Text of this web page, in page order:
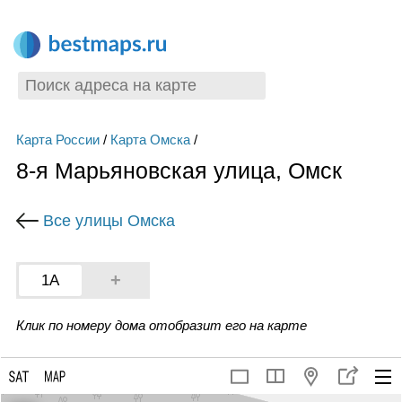
Карта России/ Карта Омска/
8-я Марьяновская улица, Омск
Все улицы Омска
1А +
Клик по номеру дома отобразит его на карте